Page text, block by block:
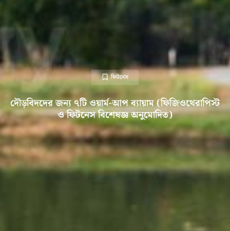
ফিটনেস
দৌড়বিদদের জন্য ৭টি ওয়ার্ম-আপ ব্যায়াম (ফিজিওথেরাপিস্ট
ও ফিটনেস বিশেষজ্ঞ অনুমোদিত)